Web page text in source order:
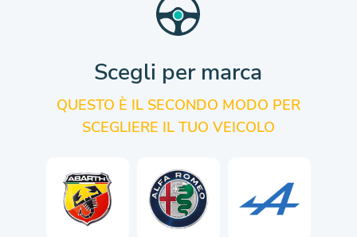
Scegli per marca
QUESTO È IL SECONDO MODO PER
SCEGLIERE IL TUO VEICOLO